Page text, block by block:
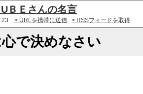
ＢＥさんの名言
> URLを携帯に送信 > RSSフィードを取得
で決めなさい